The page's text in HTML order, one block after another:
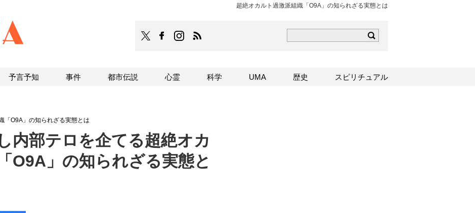
超絶オカルト過激派組織「O9A」の知られざる実態とは
TOCANAのFacebookはこちら
TOCANAのinstagramはこちら
「O9A」の知られざる実態とは
内部テロを企てる超絶オカ
O9A」の知られざる実態と
予言予知 事件 都市伝説 心霊 科学 UMA 歴史 スピリチュアル